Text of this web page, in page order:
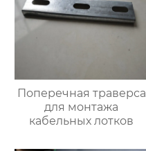
Поперечная траверса
для монтажа
кабельных лотков